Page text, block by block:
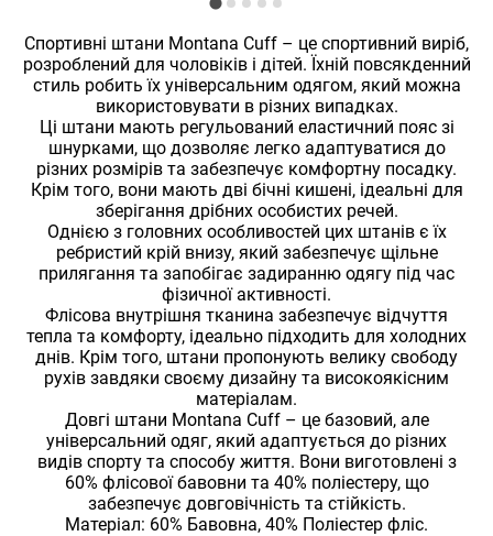
Спортивні штани Montana Cuff – це спортивний виріб,
розроблений для чоловіків і дітей. Їхній повсякденний
стиль робить їх універсальним одягом, який можна
використовувати в різних випадках.
Ці штани мають регульований еластичний пояс зі
шнурками, що дозволяє легко адаптуватися до
різних розмірів та забезпечує комфортну посадку.
Крім того, вони мають дві бічні кишені, ідеальні для
зберігання дрібних особистих речей.
Однією з головних особливостей цих штанів є їх
ребристий крій внизу, який забезпечує щільне
прилягання та запобігає задиранню одягу під час
фізичної активності.
Флісова внутрішня тканина забезпечує відчуття
тепла та комфорту, ідеально підходить для холодних
днів. Крім того, штани пропонують велику свободу
рухів завдяки своєму дизайну та високоякісним
матеріалам.
Довгі штани Montana Cuff – це базовий, але
універсальний одяг, який адаптується до різних
видів спорту та способу життя. Вони виготовлені з
60% флісової бавовни та 40% поліестеру, що
забезпечує довговічність та стійкість.
Матеріал: 60% Бавовна, 40% Поліестер фліс.